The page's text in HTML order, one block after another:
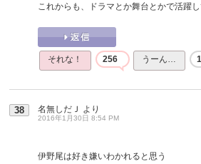
これからも、ドラマとか舞台とかで活躍
それな！ 256 うーん…
38 名無しだＪ より
2016年1月30日 8:54 PM
伊野尾は好き嫌いわかれると思う